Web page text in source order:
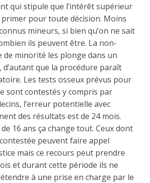
qui stipule que l’intérêt supérieur
primer pour toute décision. Moins
mineurs, si bien qu’on ne sait
ils peuvent être. La non-
de minorité les plonge dans un
que la procédure paraît
Les tests osseux prévus pour
sont contestés y compris par
l’erreur potentielle avec
des résultats est de 24 mois.
16 ans ça change tout. Ceux dont
peuvent faire appel
mais ce recours peut prendre
et durant cette période ils ne
à une prise en charge par le